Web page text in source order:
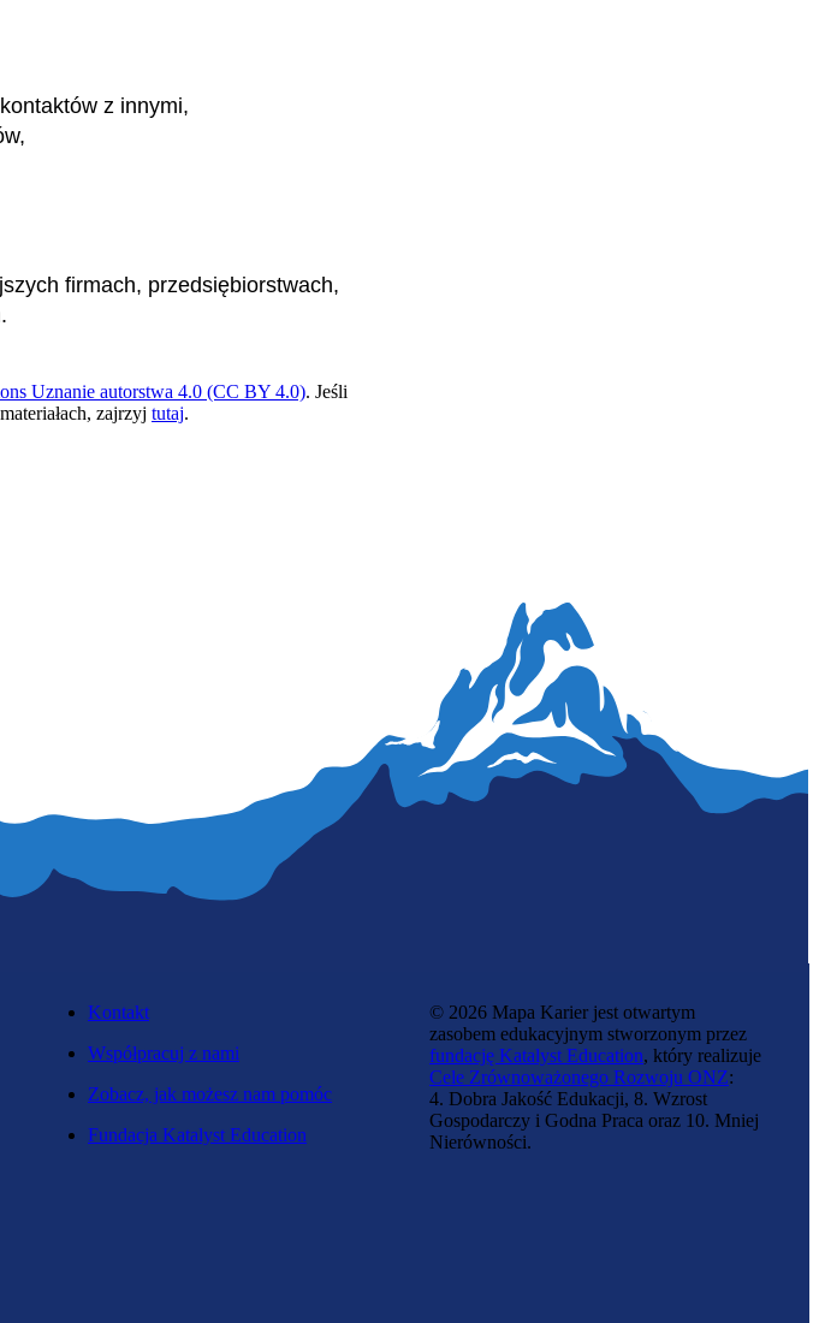
z innymi,
firmach, przedsiębiorstwach,
Uznanie autorstwa 4.0 (CC BY 4.0). Jeśli
zajrzyj tutaj.
Kontakt
Współpracuj z nami
Zobacz, jak możesz nam pomóc
Fundacja Katalyst Education
© 2026 Mapa Karier jest otwartym
zasobem edukacyjnym stworzonym przez
fundację Katalyst Education, który realizuje
Cele Zrównoważonego Rozwoju ONZ:
4. Dobra Jakość Edukacji, 8. Wzrost
Gospodarczy i Godna Praca oraz 10. Mniej
Nierówności.